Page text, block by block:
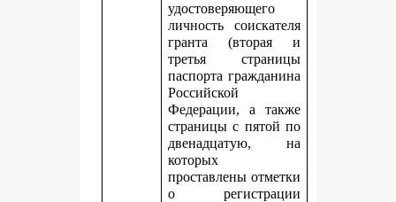
удостоверяющего
личность соискателя
гранта (вторая и
третья страницы
паспорта гражданина
Российской
Федерации, а также
страницы с пятой по
двенадцатую, на
которых
проставлены отметки
о регистрации